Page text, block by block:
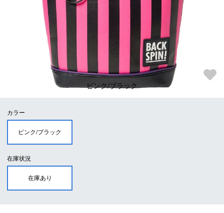
ピンク/ブラック
カラー
ピンク/ブラック
在庫状況
在庫あり